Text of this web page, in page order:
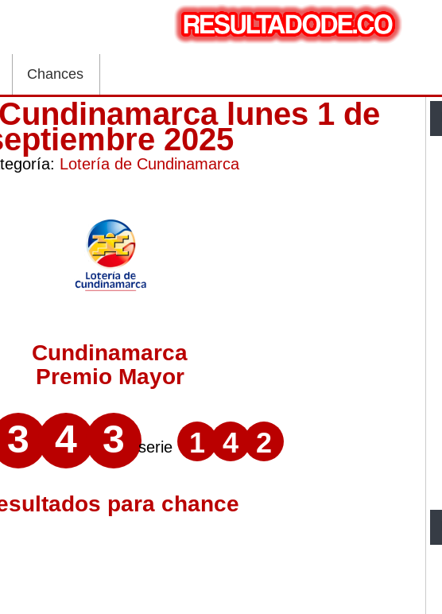
Chances
lunes 1 de
2025
Lotería de Cundinamarca
Cundinamarca
Premio Mayor
3 4 3 serie 1 4 2
para chance